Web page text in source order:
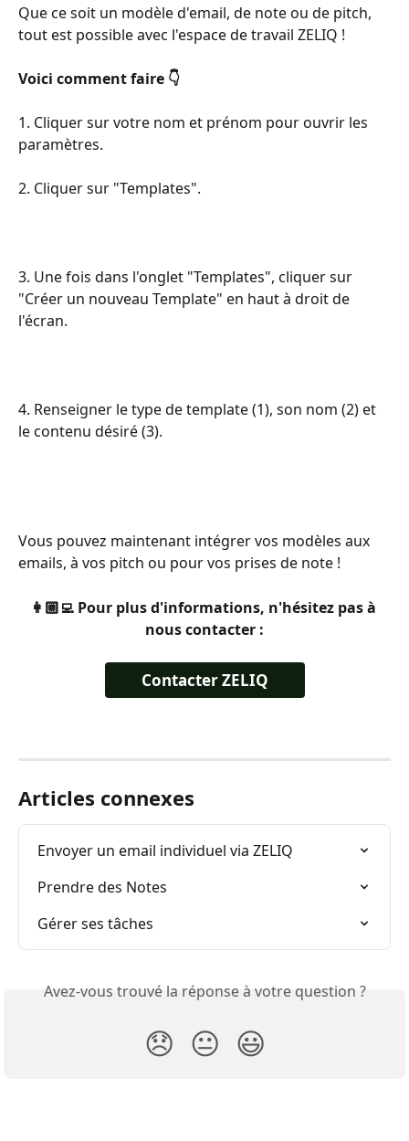
Que ce soit un modèle d'email, de note ou de pitch,
tout est possible avec l'espace de travail ZELIQ !
Voici comment faire 👇
1. Cliquer sur votre nom et prénom pour ouvrir les
paramètres.
2. Cliquer sur "Templates".
3. Une fois dans l'onglet "Templates", cliquer sur
"Créer un nouveau Template" en haut à droit de
l'écran.
4. Renseigner le type de template (1), son nom (2) et
le contenu désiré (3).
Vous pouvez maintenant intégrer vos modèles aux
emails, à vos pitch ou pour vos prises de note !
👩🏼‍💻 Pour plus d'informations, n'hésitez pas à
nous contacter :
Contacter ZELIQ
Articles connexes
Envoyer un email individuel via ZELIQ
Prendre des Notes
Gérer ses tâches
Avez-vous trouvé la réponse à votre question ?
😞 😐 😃